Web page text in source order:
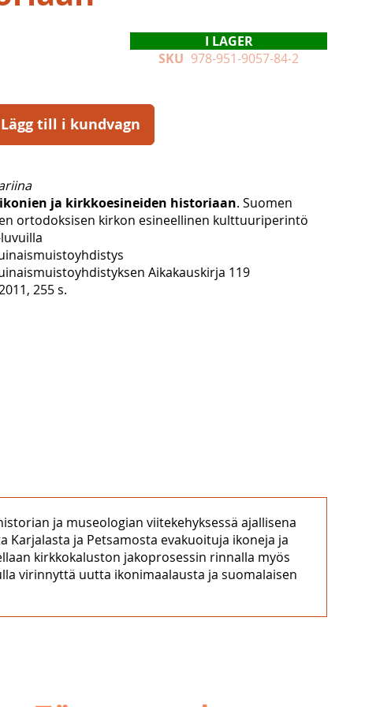
I LAGER
SKU 978-951-9057-84-2
Lägg till i kundvagn
ja kirkkoesineiden historiaan. Suomen
ortodoksisen kirkon esineellinen kulttuuriperintö
Aikakauskirja 119
255 s.
ja museologian viitekehyksessä ajallisena
ja Petsamosta evakuoituja ikoneja ja
kirkkokaluston jakoprosessin rinnalla myös
virinnyttä uutta ikonimaalausta ja suomalaisen